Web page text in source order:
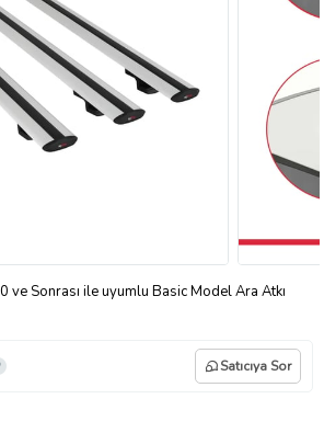
Sonrası ile uyumlu Basic Model Ara Atkı
Satıcıya Sor